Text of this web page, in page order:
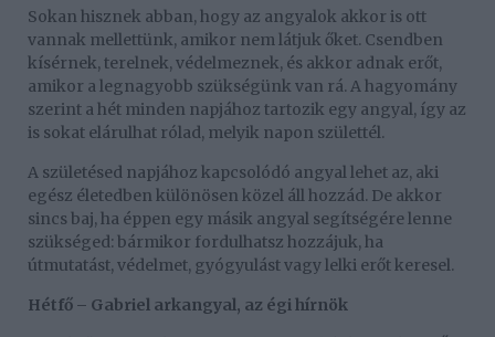
Sokan hisznek abban, hogy az angyalok akkor is ott
vannak mellettünk, amikor nem látjuk őket. Csendben
kísérnek, terelnek, védelmeznek, és akkor adnak erőt,
amikor a legnagyobb szükségünk van rá. A hagyomány
szerint a hét minden napjához tartozik egy angyal, így az
is sokat elárulhat rólad, melyik napon születtél.
A születésed napjához kapcsolódó angyal lehet az, aki
egész életedben különösen közel áll hozzád. De akkor
sincs baj, ha éppen egy másik angyal segítségére lenne
szükséged: bármikor fordulhatsz hozzájuk, ha
útmutatást, védelmet, gyógyulást vagy lelki erőt keresel.
Hétfő – Gabriel arkangyal, az égi hírnök